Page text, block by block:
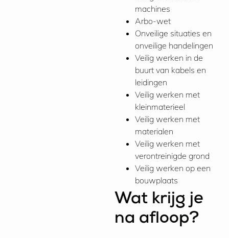
machines
Arbo-wet
Onveilige situaties en
onveilige handelingen
Veilig werken in de
buurt van kabels en
leidingen
Veilig werken met
kleinmaterieel
Veilig werken met
materialen
Veilig werken met
verontreinigde grond
Veilig werken op een
bouwplaats
Wat krijg je
na afloop?